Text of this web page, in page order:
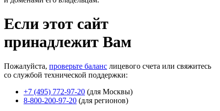
Если этот сайт
принадлежит Вам
Пожалуйста, проверьте баланс лицевого счета или свяжитесь
со службой технической поддержки:
+7 (495) 772-97-20 (для Москвы)
8-800-200-97-20 (для регионов)